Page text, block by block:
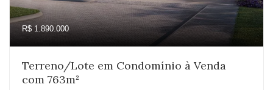
R$ 1.890.000
Terreno/Lote em Condomínio à Venda
com 763m²